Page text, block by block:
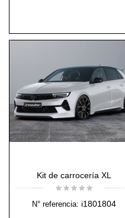
Kit de carrocería XL
N° referencia: i1801804